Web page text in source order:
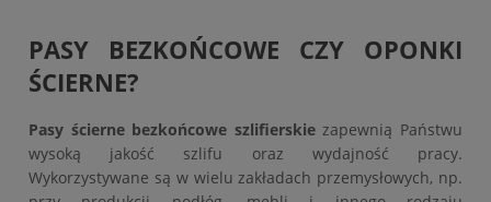
PASY BEZKOŃCOWE CZY OPONKI
ŚCIERNE?
Pasy ścierne bezkońcowe szlifierskiezapewnią Państwu
wysoką jakość szlifu oraz wydajność pracy.
Wykorzystywane są w wielu zakładach przemysłowych, np.